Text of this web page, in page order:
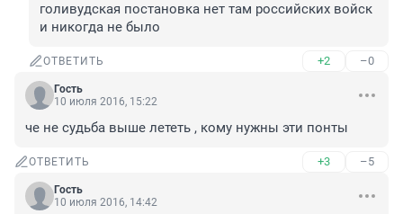
голивудская постановка нет там российских войск
и никогда не было
ОТВЕТИТЬ +2 –0
Гость
10 июля 2016, 15:22
че не судьба выше лететь , кому нужны эти понты
ОТВЕТИТЬ +3 –5
Гость
10 июля 2016, 14:42